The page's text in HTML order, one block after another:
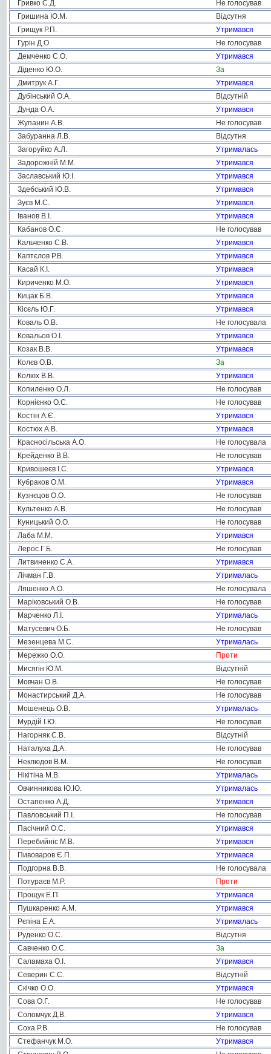
Гривко С.Д.
Не голосував
Гришина Ю.М.
Відсутня
Грищук Р.П.
Утримався
Гурін Д.О.
Не голосував
Демченко С.О.
Утримався
Діденко Ю.О.
За
Дмитрук А.Г.
Утримався
Дубінський О.А.
Відсутній
Дунда О.А.
Утримався
Жупанин А.В.
Не голосував
Забуранна Л.В.
Відсутня
Загоруйко А.Л.
Утрималась
Задорожній М.М.
Утримався
Заславський Ю.І.
Утримався
Здебський Ю.В.
Утримався
Зуєв М.С.
Утримався
Іванов В.І.
Утримався
Кабанов О.Є.
Не голосував
Кальченко С.В.
Утримався
Каптєлов Р.В.
Утримався
Касай К.І.
Утримався
Кириченко М.О.
Утримався
Кицак Б.В.
Утримався
Кісєль Ю.Г.
Утримався
Коваль О.В.
Не голосувала
Ковальов О.І.
Утримався
Козак В.В.
Утримався
Колєв О.В.
За
Колюх В.В.
Утримався
Копиленко О.Л.
Не голосував
Корнієнко О.С.
Не голосував
Костін А.Є.
Утримався
Костюх А.В.
Утримався
Красносільська А.О.
Не голосувала
Крейденко В.В.
Не голосував
Кривошеєв І.С.
Утримався
Кубраков О.М.
Утримався
Кузнєцов О.О.
Не голосував
Культенко А.В.
Не голосував
Куницький О.О.
Не голосував
Лаба М.М.
Утримався
Лерос Г.Б.
Не голосував
Литвиненко С.А.
Утримався
Лічман Г.В.
Утрималась
Ляшенко А.О.
Не голосувала
Маріковський О.В.
Не голосував
Марченко Л.І.
Утрималась
Матусевич О.Б.
Не голосував
Мезенцева М.С.
Утрималась
Мережко О.О.
Проти
Мисягін Ю.М.
Відсутній
Мовчан О.В.
Не голосував
Монастирський Д.А.
Не голосував
Мошенець О.В.
Утрималась
Мурдій І.Ю.
Не голосував
Нагорняк С.В.
Відсутній
Наталуха Д.А.
Не голосував
Неклюдов В.М.
Не голосував
Нікітіна М.В.
Утрималась
Овчинникова Ю.Ю.
Утрималась
Остапенко А.Д.
Утримався
Павловський П.І.
Не голосував
Пасічний О.С.
Утримався
Перебийніс М.В.
Утримався
Пивоваров Є.П.
Утримався
Подгорна В.В.
Не голосувала
Потураєв М.Р.
Проти
Прощук Е.П.
Утримався
Пушкаренко А.М.
Утримався
Рєпіна Е.А.
Утрималась
Руденко О.С.
Відсутня
Савченко О.С.
За
Саламаха О.І.
Утримався
Северин С.С.
Відсутній
Скічко О.О.
Утримався
Сова О.Г.
Не голосував
Соломчук Д.В.
Утримався
Соха Р.В.
Не голосував
Стефанчук М.О.
Утримався